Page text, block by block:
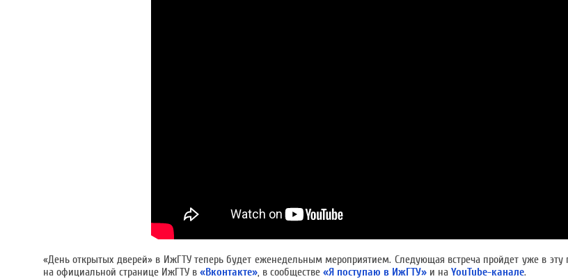
«День открытых дверей» в ИжГТУ теперь будет еженедельным мероприятием. Следующая встреча пройдет уже в эту
на официальной странице ИжГТУ в «Вконтакте», в сообществе «Я поступаю в ИжГТУ» и на YouTube-канале.